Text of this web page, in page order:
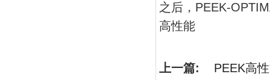
之后，PEEK-
高性能
上一篇: PEEK高